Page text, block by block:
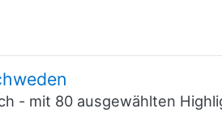
- mit 80 ausgewählten